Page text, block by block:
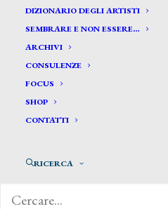
DIZIONARIO DEGLI ARTISTI
SEMBRARE E NON ESSERE…
ARCHIVI
CONSULENZE
FOCUS
SHOP
CONTATTI
RICERCA
Beurlin Guglielmo